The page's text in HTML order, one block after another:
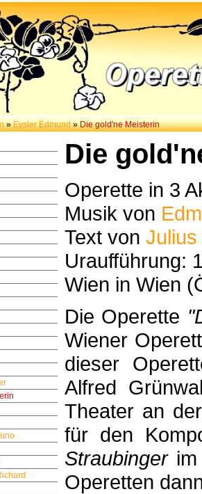
»Eysler Edmund »Die gold'ne Meisterin
Die
Operette in 3
Musik von
Text von
Uraufführung:
Wien in Wien
Die Operette
Wiener
dieser
Alfred
Theater an
für den
Straubingerim
Operetten